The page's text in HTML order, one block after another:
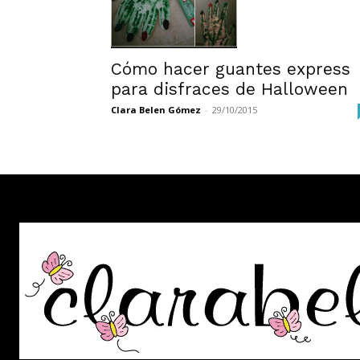
Cómo hacer guantes express
para disfraces de Halloween
Clara Belen Gómez - 29/10/2015